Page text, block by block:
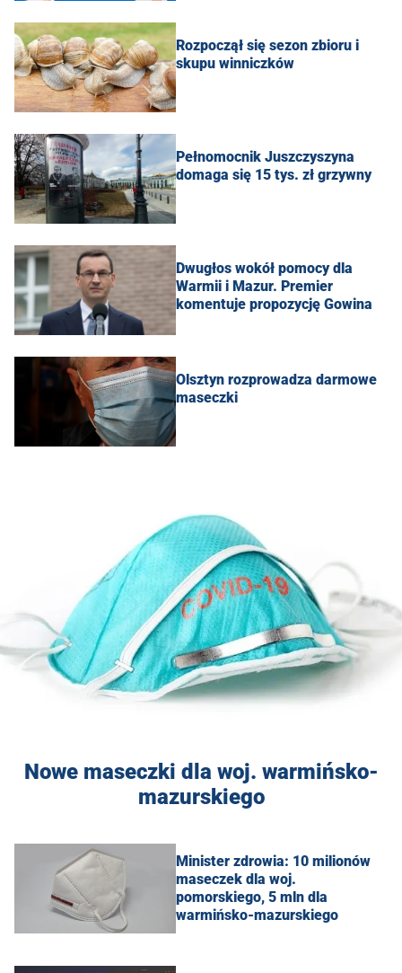
Rozpoczął się sezon zbioru i
skupu winniczków
Pełnomocnik Juszczyszyna
domaga się 15 tys. zł grzywny
Dwugłos wokół pomocy dla
Warmii i Mazur. Premier
komentuje propozycję Gowina
Olsztyn rozprowadza darmowe
maseczki
Nowe maseczki dla woj. warmińsko-
mazurskiego
Minister zdrowia: 10 milionów
maseczek dla woj.
pomorskiego, 5 mln dla
warmińsko-mazurskiego